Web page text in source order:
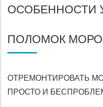
ОСОБЕННОСТИ
ПОЛОМОК
ОТРЕМОНТИРОВАТЬ
ПРОСТО И